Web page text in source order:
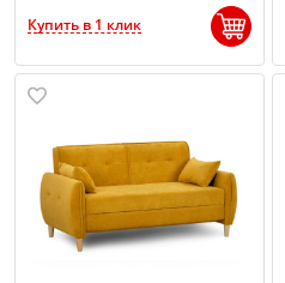
Купить в 1 клик